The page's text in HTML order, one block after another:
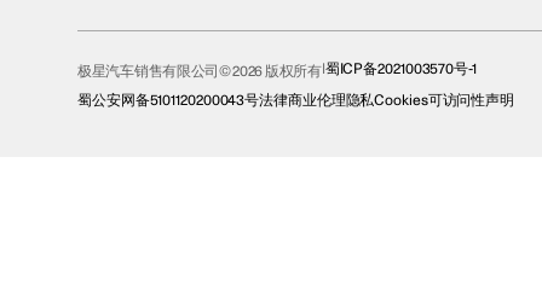
极星汽车销售有限公司© 2026 版权所有 蜀ICP备2021003570号-1
蜀公安网备5101120200043号法律商业伦理隐私Cookies可访问性声明